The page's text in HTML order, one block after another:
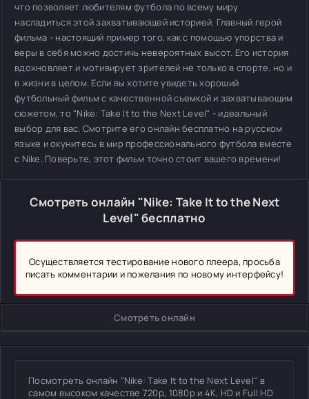
что позволяет любителям футбола по всему миру
насладиться этой захватывающей историей. Главный герой
фильма - настоящий пример того, как с помощью упорства и
веры в себя можно достичь невероятных высот. Его история
вдохновляет и мотивирует зрителей не только в спорте, но и
в жизни в целом. Если вы хотите увидеть хороший
футбольный фильм с качественной съемкой и захватывающим
сюжетом, то "Nike: Take It to the Next Level" - идеальный
выбор для вас. Смотрите его онлайн бесплатно на русском
языке и окунитесь в мир профессионального футбола вместе
с Nike. Поверьте, этот фильм точно стоит вашего времени!
Смотреть онлайн "Nike: Take It to the Next
Level" бесплатно
Осуществляется тестирование нового плеера, просьба
писать комментарии и пожелания по новому интерфейсу!
Смотреть онлайн
Посмотреть онлайн "Nike: Take It to the Next Level" в
самом высоком качестве 720p, 1080p и 4K, HD и Full HD